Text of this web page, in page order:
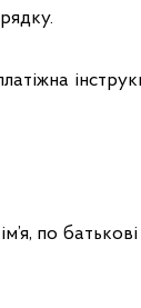
по батькові